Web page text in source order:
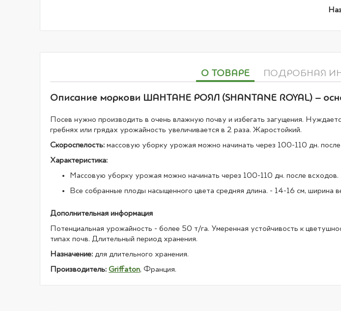
О ТОВАРЕ
Описание моркови ШАНТАНЕ РОЯЛ (SHANTANE ROYAL) –
Посев нужно производить в очень влажную почву и избегать загущения.
гребнях или грядах урожайность увеличивается в 2 раза. Жаростойкий.
Скороспелость: массовую уборку урожая можно начинать через 100-110 дн.
Характеристика:
Массовую уборку урожая можно начинать через 100-110 дн. после всходов.
Все собранные плоды насыщенного цвета средняя длина. - 14-16 см, ширина
Дополнительная информация
Потенциальная урожайность - более 50 т/га. Умеренная устойчивость к
типах почв. Длительный период хранения.
Назначение: для длительного хранения.
Производитель: Griffaton, Франция.
ПОДРОБНАЯ